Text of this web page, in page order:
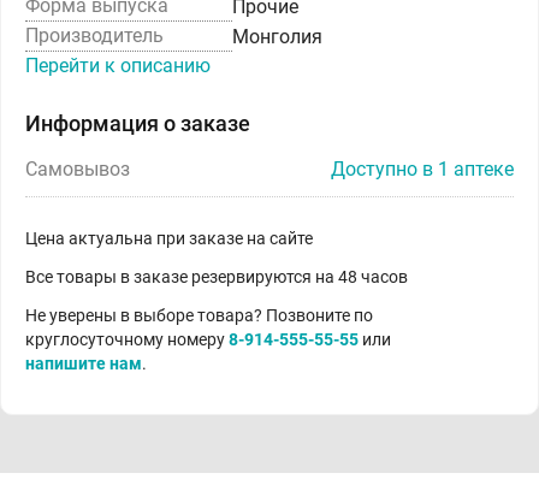
Форма выпуска
Прочие
Производитель
Монголия
Перейти к описанию
Информация о заказе
Самовывоз Доступно в 1 аптеке
Цена актуальна при заказе на сайте
Все товары в заказе резервируются на 48 часов
Не уверены в выборе товара? Позвоните по
круглосуточному номеру8-914-555-55-55 или
напишите нам.